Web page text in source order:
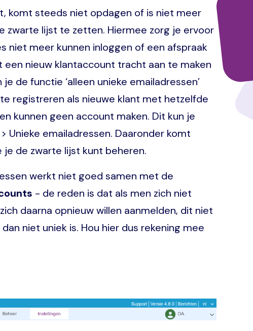
komt steeds niet opdagen of is niet meer
zwarte lijst te zetten. Hiermee zorg je ervoor
niet meer kunnen inloggen of een afspraak
een nieuw klantaccount tracht aan te maken
de functie ‘alleen unieke emailadressen’
registreren als nieuwe klant met hetzelfde
kunnen geen account maken. Dit kun je
Unieke emailadressen. Daaronder komt
de zwarte lijst kunt beheren.
werkt niet goed samen met de
- de reden is dat als men zich niet
daarna opnieuw willen aanmelden, dit niet
niet uniek is. Hou hier dus rekening mee